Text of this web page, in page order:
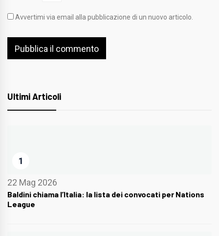
Avvertimi via email alla pubblicazione di un nuovo articolo.
Ultimi Articoli
1
22 Mag 2026
Baldini chiama l’Italia: la lista dei convocati per Nations
League